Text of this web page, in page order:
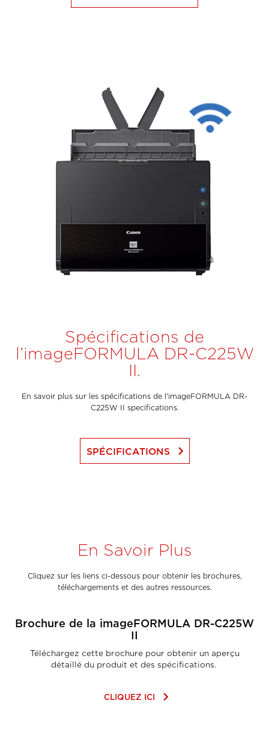
Spécifications de
l’imageFORMULA DR-C225W
II.
En savoir plus sur les spécifications de l'imageFORMULA DR-
C225W II specifications.
SPÉCIFICATIONS keyboard_arrow_right
En Savoir Plus
Cliquez sur les liens ci-dessous pour obtenir les brochures,
téléchargements et des autres ressources.
Brochure de la imageFORMULA DR-C225W
II
Téléchargez cette brochure pour obtenir un aperçu
détaillé du produit et des spécifications. ​
CLIQUEZ ICI keyboard_arrow_right